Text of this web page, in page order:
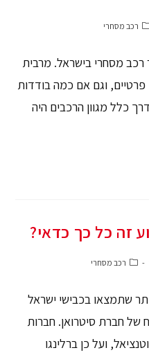
רכב מסחרי
רכב מסחרי בישראל. מרבית
וגם אם כמה בודדות
כלל מגוון הרכבים היה
זה כל כך כדאי?
רכב מסחרי
שתמצאו בכבישי ישראל
של חברת סיטרואן. חברות
ועל כן ברלינגו